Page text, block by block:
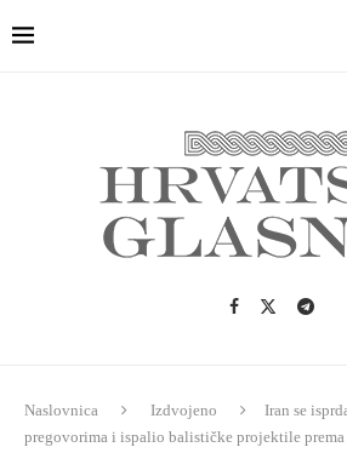
Naslovnica Izdvojeno
Iran se
pregovorima i ispalio balističke projektile prema